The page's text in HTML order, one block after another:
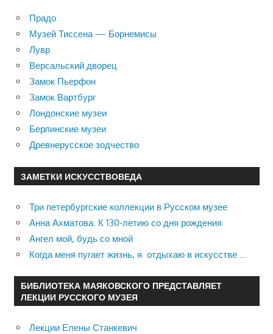
Прадо
Музей Тиссена — Борнемисы
Лувр
Версальский дворец
Замок Пьерфон
Замок Вартбург
Лондонские музеи
Берлинские музеи
Древнерусское зодчество
ЗАМЕТКИ ИСКУССТВОВЕДА
Три петербургские коллекции в Русском музее
Анна Ахматова. К 130-летию со дня рождения
Ангел мой, будь со мной
Когда меня пугает жизнь, я отдыхаю в искусстве …
БИБЛИОТЕКА МАЯКОВСКОГО ПРЕДСТАВЛЯЕТ
ЛЕКЦИИ РУССКОГО МУЗЕЯ
Лекции Елены Станкевич